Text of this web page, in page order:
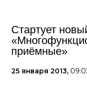
Стартует
приёмные»
25 января 2013,